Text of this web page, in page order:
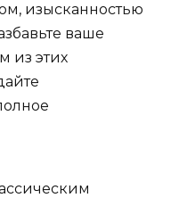
изысканностью
ваше
из этих